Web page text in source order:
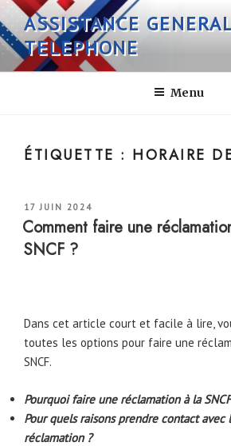
Aller
au
contenu
principal
ASSISTANCE
TELEPHONE
Menu
ÉTIQUETTE : HORAIRE
PUBLIÉ
LE
17 JUIN 2024
Comment faire une
SNCF ?
Dans cet article court et facile à lire,
toutes les options pour faire une
SNCF.
Pourquoi faire une réclamation à la
Pour quels raisons prendre contact avec
réclamation ?